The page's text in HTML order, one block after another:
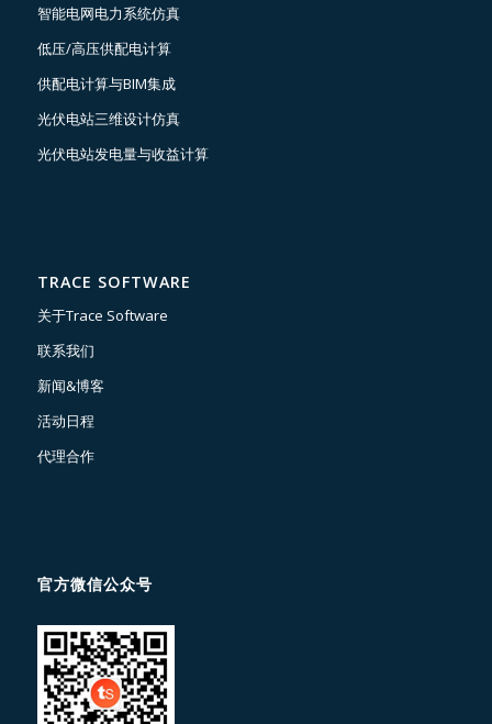
智能电网电力系统仿真
低压/高压供配电计算
供配电计算与BIM集成
光伏电站三维设计仿真
光伏电站发电量与收益计算
TRACE SOFTWARE
关于Trace Software
联系我们
新闻&博客
活动日程
代理合作
官方微信公众号